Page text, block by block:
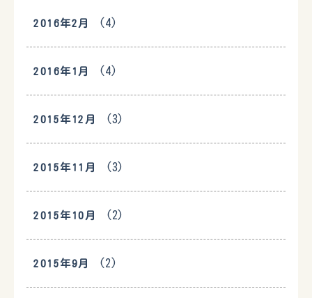
2016年2月 (4)
2016年1月 (4)
2015年12月 (3)
2015年11月 (3)
2015年10月 (2)
2015年9月 (2)